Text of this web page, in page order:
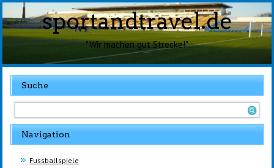
sportandtravel.de
"Wir machen gut Strecke!"
Suche
Navigation
Fussballspiele